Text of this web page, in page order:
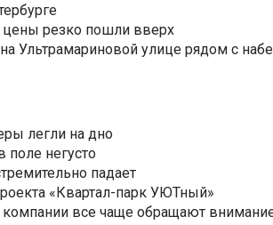
резко пошли вверх
Ультрамариновой улице рядом с
легли на дно
поле негусто
падает
«Квартал-парк УЮТный»
все чаще обращают